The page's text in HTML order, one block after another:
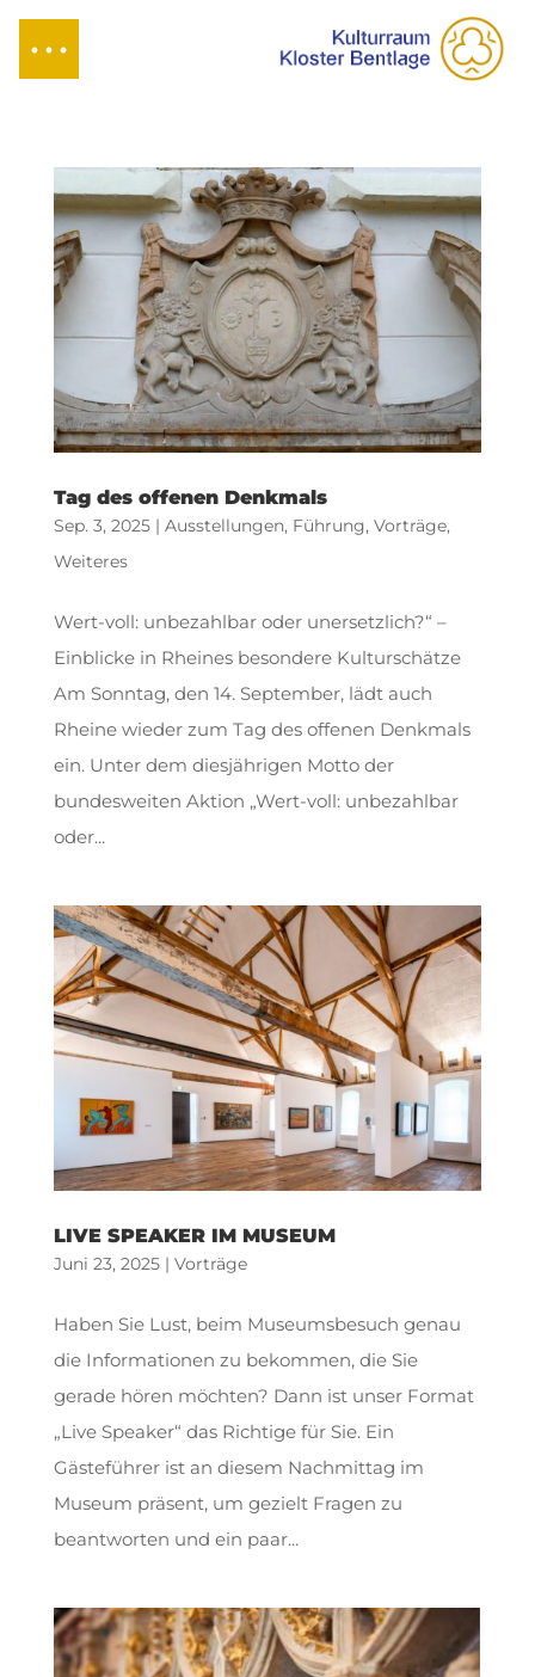
Tag des offenen Denkmals
Sep. 3, 2025| Ausstellungen, Führung, Vorträge,
Weiteres
Wert-voll: unbezahlbar oder unersetzlich?“ –
Einblicke in Rheines besondere Kulturschätze
Am Sonntag, den 14. September, lädt auch
Rheine wieder zum Tag des offenen Denkmals
ein. Unter dem diesjährigen Motto der
bundesweiten Aktion „Wert-voll: unbezahlbar
oder...
LIVE SPEAKER IM MUSEUM
Juni 23, 2025| Vorträge
Haben Sie Lust, beim Museumsbesuch genau
die Informationen zu bekommen, die Sie
gerade hören möchten? Dann ist unser Format
„Live Speaker“ das Richtige für Sie. Ein
Gästeführer ist an diesem Nachmittag im
Museum präsent, um gezielt Fragen zu
beantworten und ein paar...